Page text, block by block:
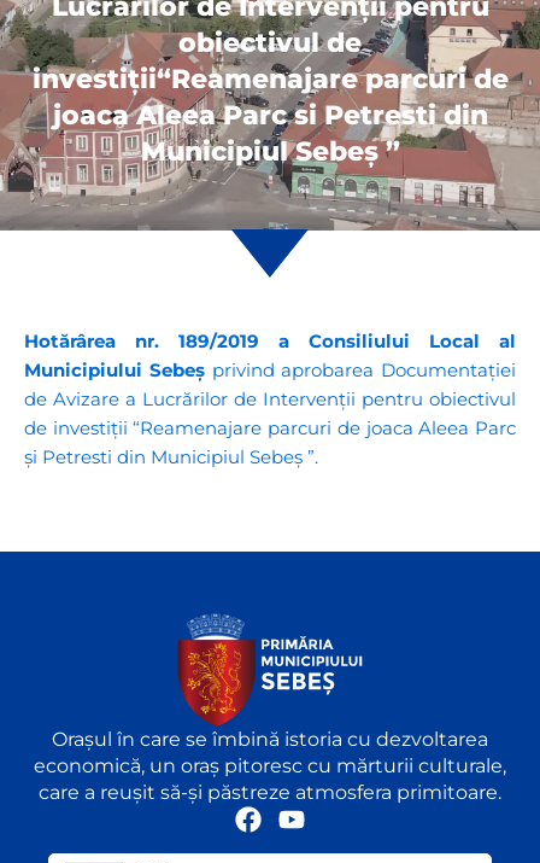
Lucrărilor de Intervenţii pentru
obiectivul de
investiţii“Reamenajare parcuri de
joaca Aleea Parc si Petresti din
Municipiul Sebeş ”
Hotărârea nr. 189/2019 a Consiliului Local al
Municipiului Sebeșprivind aprobarea Documentaţiei
de Avizare a Lucrărilor de Intervenţii pentru obiectivul
de investiţii “Reamenajare parcuri de joaca Aleea Parc
și Petresti din Municipiul Sebeş ”.
Orașul în care se îmbină istoria cu dezvoltarea
economică, un oraș pitoresc cu mărturii culturale,
care a reușit să-și păstreze atmosfera primitoare.
F
a
Y
o